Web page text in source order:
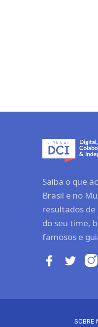
Saiba o que
Brasil e no
resultados
do seu time,
famosos e
SOBRE